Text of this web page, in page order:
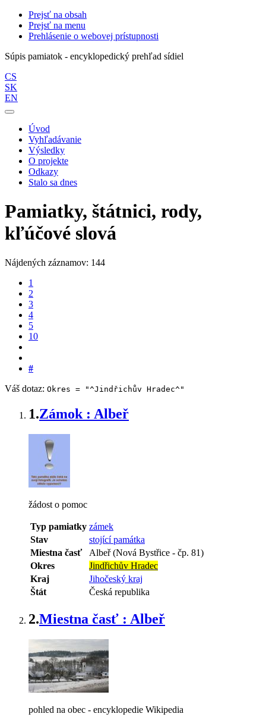
Prejsť na obsah
Prejsť na menu
Prehlásenie o webovej prístupnosti
Súpis pamiatok - encyklopedický prehľad sídiel
CS
SK
EN
Úvod
Vyhľadávanie
Výsledky
O projekte
Odkazy
Stalo sa dnes
Pamiatky, štátnici, rody,
kľúčové slová
Nájdených záznamov: 144
1
2
3
4
5
10
#
Váš dotaz: Okres = "^Jindřichův Hradec^"
1.Zámok : Albeř
žádost o pomoc
Typ pamiatky zámek
Stav
stojící památka
Miestna časť
Albeř (Nová Bystřice - čp. 81)
Okres
Jindřichův Hradec
Kraj
Jihočeský kraj
Štát
Česká republika
2.Miestna časť : Albeř
pohled na obec - encyklopedie Wikipedia